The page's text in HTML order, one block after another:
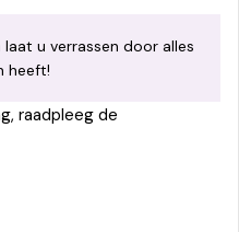
u verrassen door alles
heeft!
raadpleeg de